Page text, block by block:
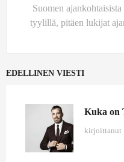
Suomen
tyylillä, pitäen lukijat
EDELLINEN VIESTI
Kuka on
kirjoittanut